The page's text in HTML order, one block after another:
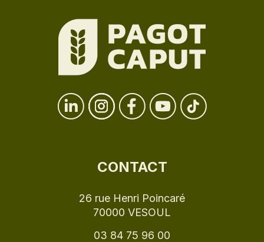
CONTACT
26 rue Henri Poincaré
70000 VESOUL
03 84 75 96 00